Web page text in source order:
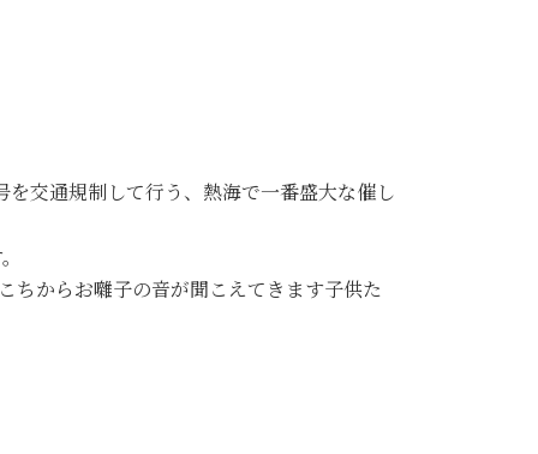
交通規制して行う、熱海で一番盛大な催し
ちからお囃子の音が聞こえてきます子供た